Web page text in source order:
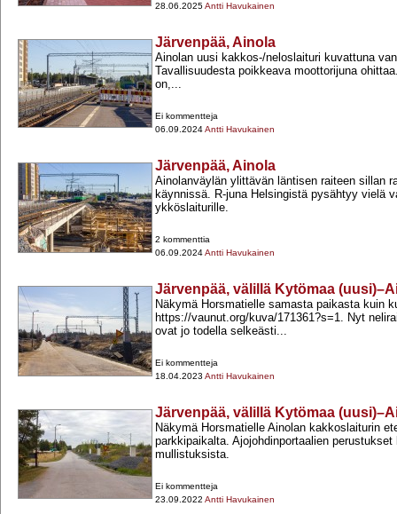
28.06.2025Antti Havukainen
Järvenpää, Ainola
Ainolan uusi kakkos-​/neloslaituri kuvattuna
Tavallisuudesta poikkeava moottorijuna
on,...
Ei kommentteja
06.09.2024Antti Havukainen
Järvenpää, Ainola
Ainolanväylän ylittävän läntisen raiteen sillan
käynnissä. R-​juna Helsingistä pysähtyy vielä
ykköslaiturille.
2 kommenttia
06.09.2024Antti Havukainen
Järvenpää, välillä Kytömaa
Näkymä Horsmatielle samasta paikasta kuin
https://vaunut.org/kuva/171361?s=1. Nyt
ovat jo todella selkeästi...
Ei kommentteja
18.04.2023 Antti Havukainen
Järvenpää, välillä Kytömaa
Näkymä Horsmatielle Ainolan kakkoslaiturin
parkkipaikalta. Ajojohdinportaalien
mullistuksista.
Ei kommentteja
23.09.2022 Antti Havukainen